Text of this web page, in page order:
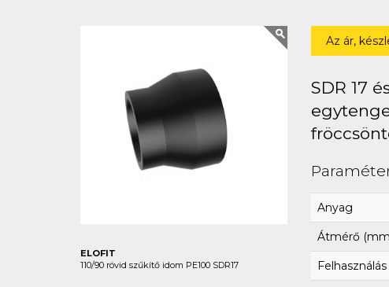
ELOFIT
110/90 rövid szűkítő idom PE100 SDR17
Az ár,
SDR 17
Anyag
Átmérő
Felhasználás